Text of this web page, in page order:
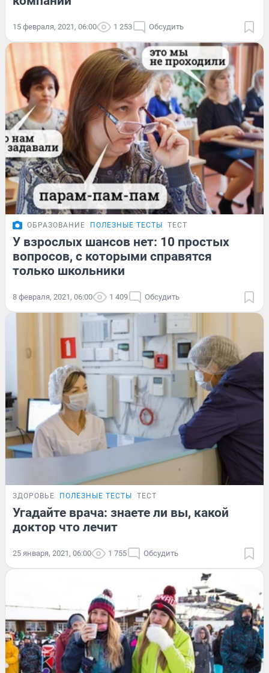
15 февраля, 2021, 06:00 1 253 Обсудить
ОБРАЗОВАНИЕ ПОЛЕЗНЫЕ ТЕСТЫ ТЕСТ
У взрослых шансов нет: 10 простых
вопросов, с которыми справятся
только школьники
8 февраля, 2021, 06:00 1 409 Обсудить
ЗДОРОВЬЕ ПОЛЕЗНЫЕ ТЕСТЫ ТЕСТ
Угадайте врача: знаете ли вы, какой
доктор что лечит
25 января, 2021, 06:00 1 755 Обсудить